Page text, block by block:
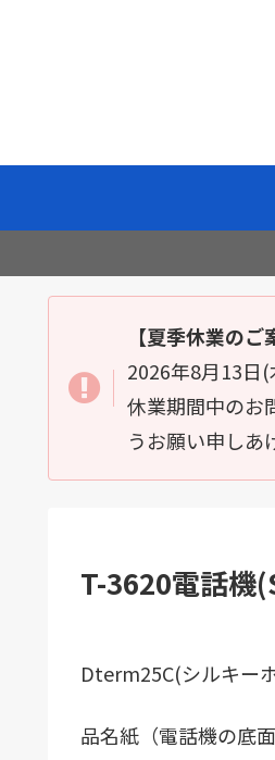
【夏季休業のご
2026年8月13日(
休業期間中のお
うお願い申しあ
T-3620電話機
Dterm25C(シルキー
品名紙（電話機の底